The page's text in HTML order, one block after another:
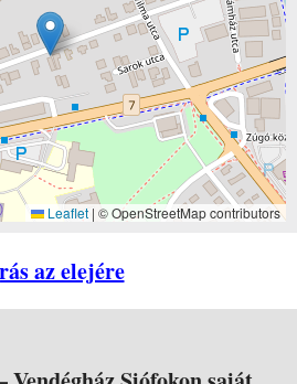
Leaflet | © OpenStreetMap contributors
az elejére